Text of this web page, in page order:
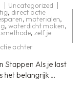
Uncategorized
, direct actie
, materialen,
, waterdicht maken,
, zelf je
achter
kelder
effectief
waterdicht
Stappen Als je last
het belangrijk …